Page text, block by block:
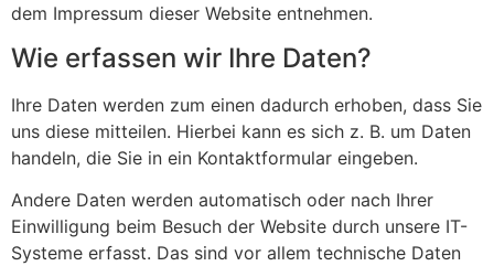
dem Impressum dieser Website entnehmen.
Wie erfassen wir Ihre Daten?
Ihre Daten werden zum einen dadurch erhoben, dass Sie
uns diese mitteilen. Hierbei kann es sich z. B. um Daten
handeln, die Sie in ein Kontaktformular eingeben.
Andere Daten werden automatisch oder nach Ihrer
Einwilligung beim Besuch der Website durch unsere IT-
Systeme erfasst. Das sind vor allem technische Daten